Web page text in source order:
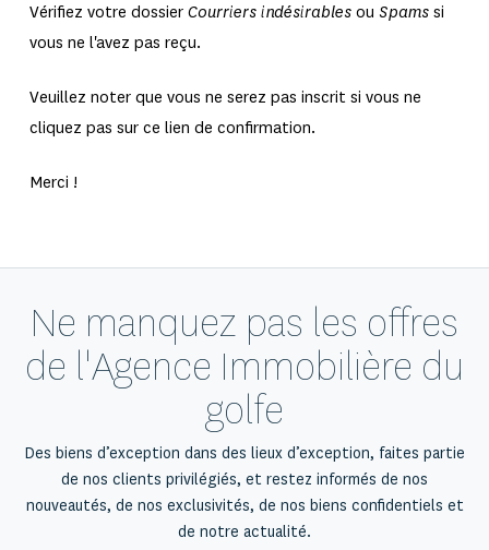
Vérifiez votre dossier Courriers indésirablesou Spamssi
vous ne l'avez pas reçu.
Veuillez noter que vous ne serez pas inscrit si vous ne
cliquez pas sur ce lien de confirmation.
Merci !
Ne manquez pas les offres
de l'Agence Immobilière du
golfe
Des biens d’exception dans des lieux d’exception, faites partie
de nos clients privilégiés, et restez informés de nos
nouveautés, de nos exclusivités, de nos biens confidentiels et
de notre actualité.